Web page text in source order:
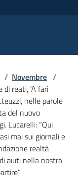
/ Novembre /
reati, ‘A fari
nelle parole
del nuovo
Lucarelli: “Qui
mai sui giornali e
realtà
aiuti nella nostra